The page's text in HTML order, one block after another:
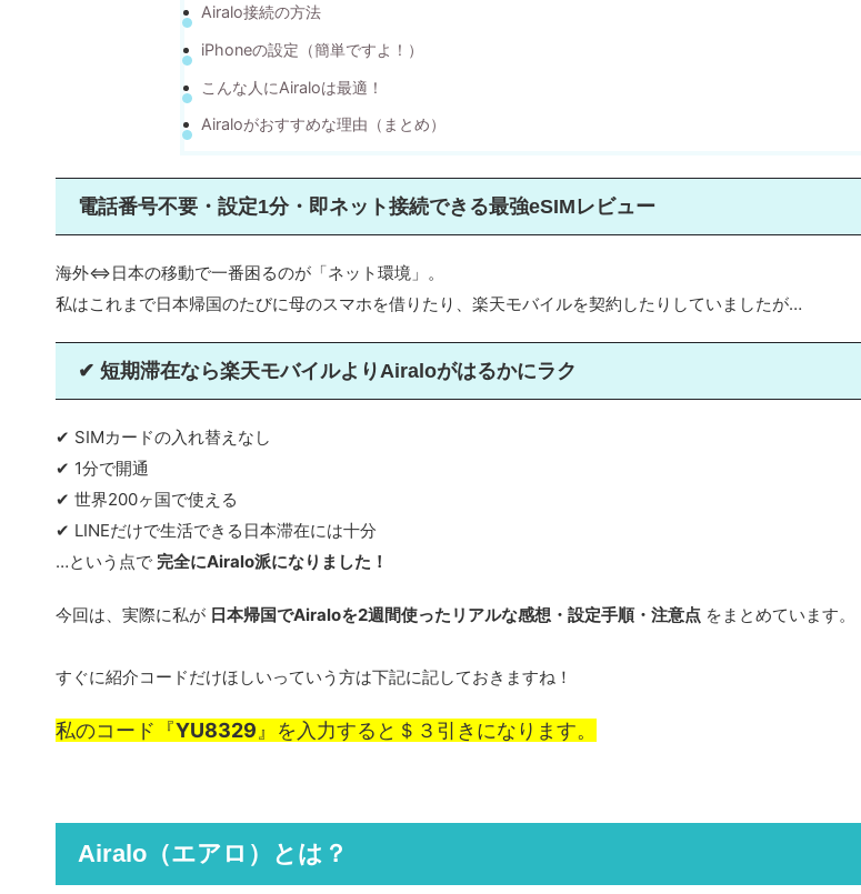
Airalo接続の方法
iPhoneの設定（簡単ですよ！）
こんな人にAiraloは最適！
Airaloがおすすめな理由（まとめ）
電話番号不要・設定1分・即ネット接続できる最強eSIMレビュー
海外⇔日本の移動で一番困るのが「ネット環境」。
私はこれまで日本帰国のたびに母のスマホを借りたり、楽天モバイルを契約したりしていましたが…
✔ 短期滞在なら楽天モバイルよりAiraloがはるかにラク
✔ SIMカードの入れ替えなし
✔ 1分で開通
✔ 世界200ヶ国で使える
✔ LINEだけで生活できる日本滞在には十分
…という点で 完全にAiralo派になりました！
今回は、実際に私が 日本帰国でAiraloを2週間使ったリアルな感想・設定手順・注意点 をまとめています。
すぐに紹介コードだけほしいっていう方は下記に記しておきますね！
私のコード『YU8329 』を入力すると＄３引きになります。
Airalo（エアロ）とは？